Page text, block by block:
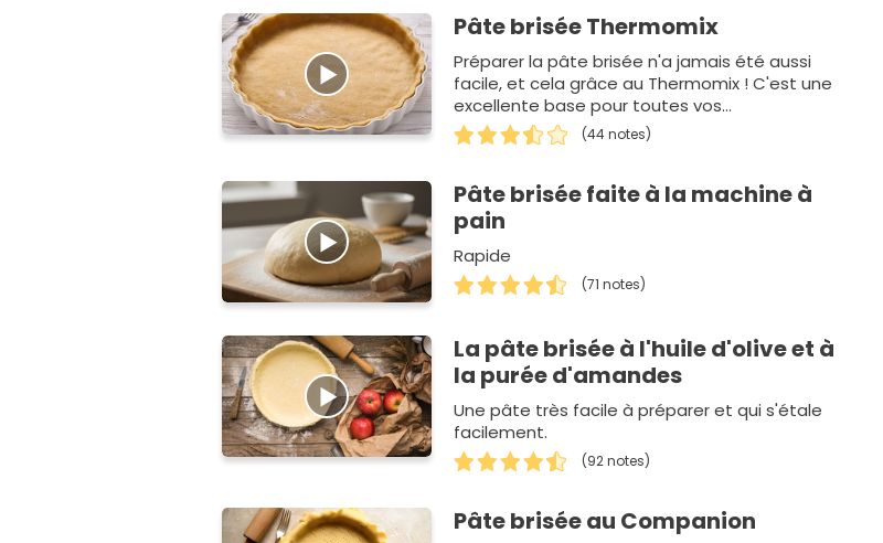
Pâte brisée Thermomix
Préparer la pâte brisée n'a jamais été aussi
facile, et cela grâce au Thermomix ! C'est une
excellente base pour toutes vos…
(44 notes)
Pâte brisée faite à la machine à
pain
Rapide
(71 notes)
La pâte brisée à l'huile d'olive et à
la purée d'amandes
Une pâte très facile à préparer et qui s'étale
facilement.
(92 notes)
Pâte brisée au Companion